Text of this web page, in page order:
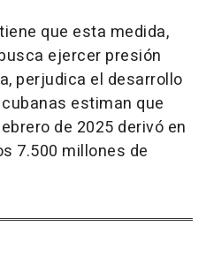
que esta medida,
ejercer presión
perjudica el desarrollo
estiman que
de 2025 derivó en
7.500 millones de